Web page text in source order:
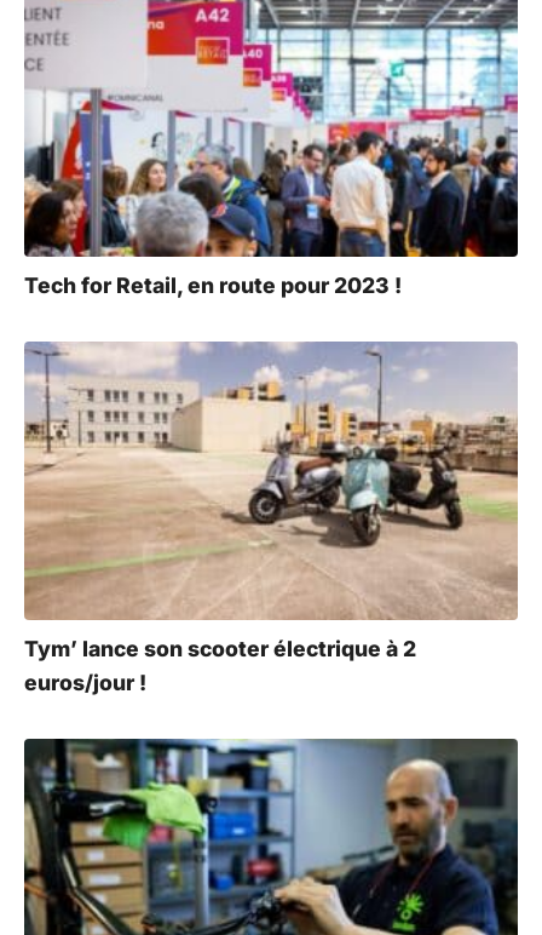
Tech for Retail, en route pour 2023 !
Tym’ lance son scooter électrique à 2
euros/jour !